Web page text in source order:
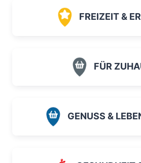
FREIZEIT &
FÜR
GENUSS &